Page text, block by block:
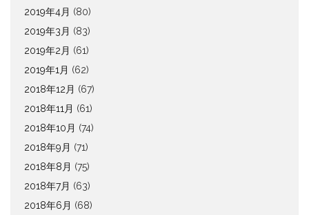
2019年4月 (80)
2019年3月 (83)
2019年2月 (61)
2019年1月 (62)
2018年12月 (67)
2018年11月 (61)
2018年10月 (74)
2018年9月 (71)
2018年8月 (75)
2018年7月 (63)
2018年6月 (68)